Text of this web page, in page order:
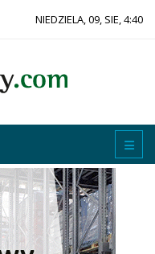
NIEDZIELA, 09, SIE, 4:40